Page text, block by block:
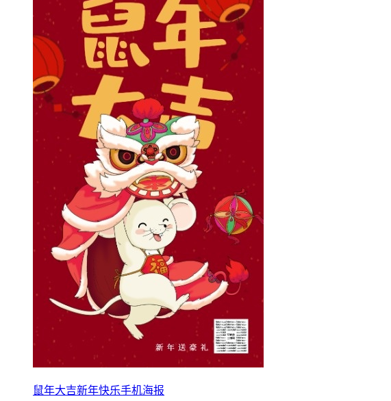
鼠年大吉新年快乐手机海报